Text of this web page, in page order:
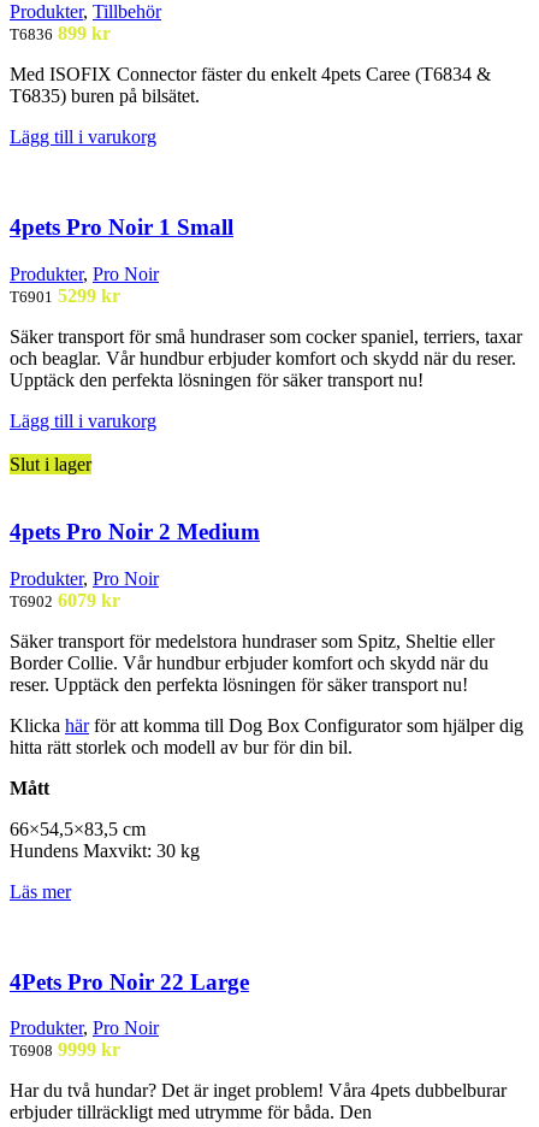
Produkter, Tillbehör
T6836 899 kr
Med ISOFIX Connector fäster du enkelt 4pets Caree (T6834 &
T6835) buren på bilsätet.
Lägg till i varukorg
4pets Pro Noir 1 Small
Produkter, Pro Noir
T6901 5299 kr
Säker transport för små hundraser som cockerspaniel, terriers, taxar
och beaglar. Vårhundburerbjuder komfort och skydd när du reser.
Upptäck den perfekta lösningen för säkertransport nu!
Lägg till i varukorg
Slut i lager
4pets Pro Noir 2 Medium
Produkter, Pro Noir
T6902 6079 kr
Säker transport för medelstora hundraser som Spitz, Sheltie eller
Border Collie. Vår hundbur erbjuder komfort och skydd när du
reser. Upptäck den perfekta lösningen för säker transport nu!
Klicka härför att komma till Dog Box Configurator som hjälper dig
hitta rätt storlek och modell av bur för din bil.
Mått
66×54,5×83,5 cm
Hundens Maxvikt: 30 kg
Läs mer
4Pets Pro Noir 22 Large
Produkter, Pro Noir
T6908 9999 kr
Har du två hundar? Det äringet problem! Våra 4pets dubbelburar
erbjudertillräckligt med utrymme förbåda. Den